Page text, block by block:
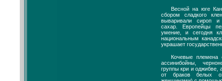
Весной на юге
сбором сладкого
вываривали сироп и
сахар. Европейцы
умение, и сегодня
национальным
украшает
Кочевые племена
ассинибойны,
группы кри и оджибве,
от браков белых